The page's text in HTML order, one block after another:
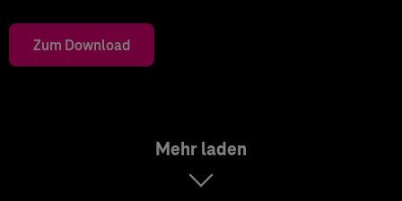
Zum Download
Mehr laden